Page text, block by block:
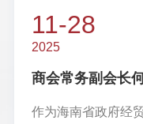
11-28
2025
11-28
2025
作为海南省政府经
11-28
2025
盛夏六月，绿茵如
11-28
2025
五月绿荫浓，挥杆